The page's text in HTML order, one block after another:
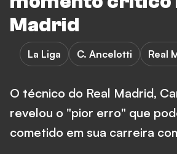
Madrid
La Liga C. Ancelotti Real
O técnico do Real Madrid,
revelou o "pior erro" que
cometido em sua carreira